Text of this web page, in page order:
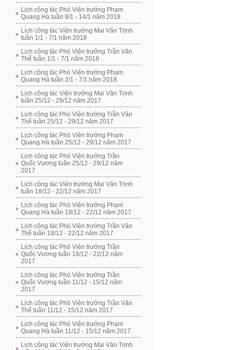
Lịch công tác Phó Viện trưởng Phạm
Quang Hà tuần 8/1 - 14/1 năm 2018
Lịch công tác Viện trưởng Mai Văn Trịnh
tuần 1/1 - 7/1 năm 2018
Lịch công tác Phó Viện trưởng Trần Văn
Thể tuần 1/1 - 7/1 năm 2018
Lịch công tác Phó Viện trưởng Phạm
Quang Hà tuần 2/1 - 7/1 năm 2018
Lịch công tác Viện trưởng Mai Văn Trịnh
tuần 25/12 - 29/12 năm 2017
Lịch công tác Phó Viện trưởng Trần Văn
Thể tuần 25/12 - 29/12 năm 2017
Lịch công tác Phó Viện trưởng Phạm
Quang Hà tuần 25/12 - 29/12 năm 2017
Lịch công tác Phó Viện trưởng Trần
Quốc Vương tuần 25/12 - 29/12 năm
2017
Lịch công tác Viện trưởng Mai Văn Trịnh
tuần 18/12 - 22/12 năm 2017
Lịch công tác Phó Viện trưởng Phạm
Quang Hà tuần 18/12 - 22/12 năm 2017
Lịch công tác Phó Viện trưởng Trần Văn
Thể tuần 18/12 - 22/12 năm 2017
Lịch công tác Phó Viện trưởng Trần
Quốc Vương tuần 18/12 - 22/12 năm
2017
Lịch công tác Phó Viện trưởng Trần
Quốc Vương tuần 11/12 - 15/12 năm
2017
Lịch công tác Phó Viện trưởng Trần Văn
Thể tuần 11/12 - 15/12 năm 2017
Lịch công tác Phó Viện trưởng Phạm
Quang Hà tuần 11/12 - 15/12 năm 2017
Lịch công tác Viện trưởng Mai Văn Trịnh